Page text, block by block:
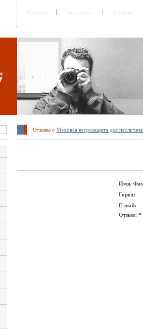
Отзывы о Меховая ветрозащита для
Имя,
Город:
E-mail:
Отзыв: *